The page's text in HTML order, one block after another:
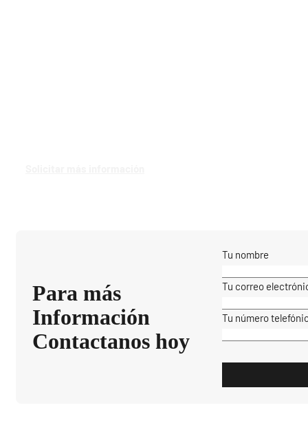
Para más
Información
Contactanos hoy
Tu nombre
Tu correo
Tu número